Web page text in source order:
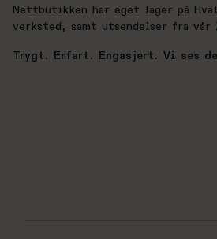
Nettbutikken har eget lager på
verksted, samt utsendelser fra vår
Trygt. Erfart. Engasjert. Vi ses